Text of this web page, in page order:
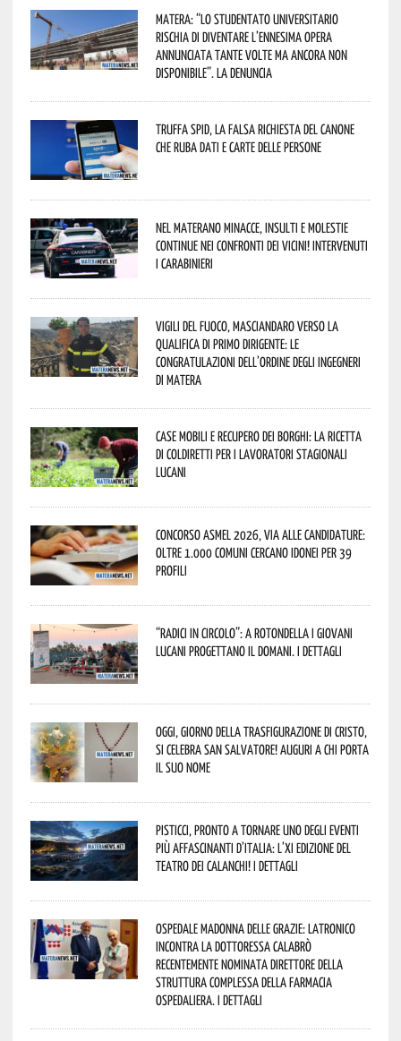
Matera: “Lo studentato universitario
rischia di diventare l’ennesima opera
annunciata tante volte ma ancora non
disponibile”. La denuncia
Truffa Spid, la falsa richiesta del canone
che ruba dati e carte delle persone
Nel materano minacce, insulti e molestie
continue nei confronti dei vicini! Intervenuti
i Carabinieri
Vigili del Fuoco, Masciandaro verso la
qualifica di Primo Dirigente: le
congratulazioni dell’Ordine degli Ingegneri
di Matera
Case mobili e recupero dei borghi: la ricetta
di Coldiretti per i lavoratori stagionali
lucani
Concorso Asmel 2026, via alle candidature:
oltre 1.000 Comuni cercano idonei per 39
profili
“Radici in Circolo”: a Rotondella i giovani
lucani progettano il domani. I dettagli
Oggi, giorno della Trasfigurazione di Cristo,
si celebra San Salvatore! Auguri a chi porta
il suo nome
Pisticci, pronto a tornare uno degli eventi
più affascinanti d’Italia: l’XI edizione del
Teatro dei Calanchi! I dettagli
Ospedale Madonna delle Grazie: Latronico
incontra la dottoressa Calabrò
recentemente nominata Direttore della
Struttura Complessa della Farmacia
Ospedaliera. I dettagli